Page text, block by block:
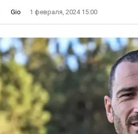
Gio 1 февраля, 2024 15:00